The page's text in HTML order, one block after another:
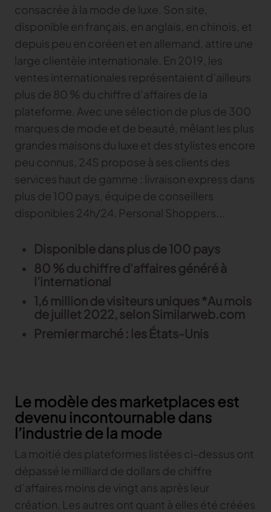
consacrée à la mode de luxe. Son site,
disponible en français, en anglais, en chinois, et
depuis peu en coréen et en allemand, attire une
large clientèle internationale. En 2019, les
ventes internationales représentaient d’ailleurs
plus de 80 % du chiffre d’affaires de la
plateforme. Avec une sélection de plus de 300
marques de mode et de beauté, mêlant les plus
grandes maisons du luxe et des stylistes encore
peu connus, 24S propose à ses clients des
services haut de gamme : livraison express dans
plus de 100 pays, équipe de conseillers
disponibles 24h/24, Personal Shoppers...
Disponible dans plus de 100 pays
80 % du chiffre d’affaires généré à
l’international
1,6 million de visiteurs uniques *Au mois
de juillet 2022, selon Similarweb.com
Premier marché : les États-Unis
Le modèle des marketplaces est
devenu incontournable dans
l’industrie de la mode
La moitié des plateformes listées ci-dessus ont
dépassé le milliard de dollars de chiffre
d’affaires moins de vingt ans après leur
création. Les autres ont quant à elles été créées